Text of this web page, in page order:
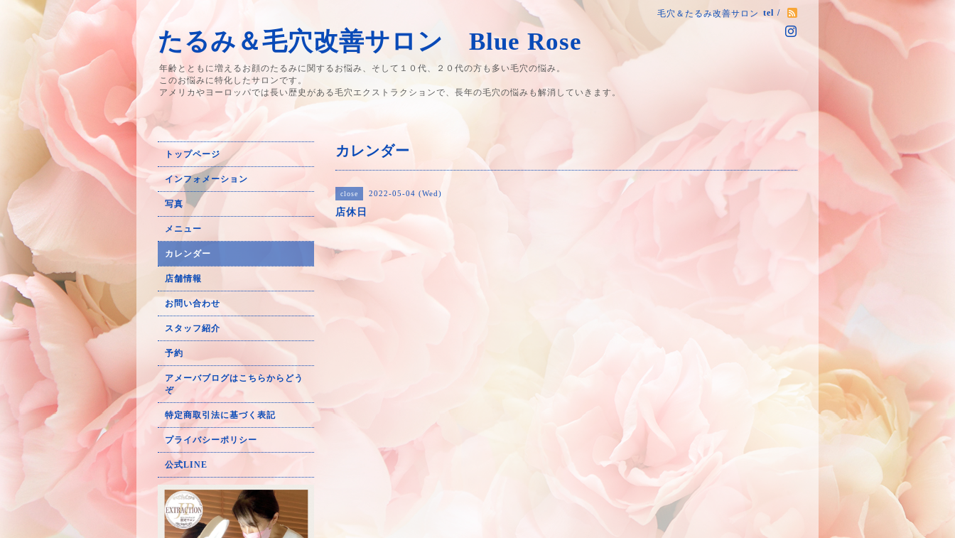
毛穴＆たるみ改善サロン tel /
たるみ＆毛穴改善サロン Blue Rose
年齢とともに増えるお顔のたるみに関するお悩み、そして１０代、２０代の方も多い毛穴の悩み。
このお悩みに特化したサロンです。
アメリカやヨーロッパでは長い歴史がある毛穴エクストラクションで、長年の毛穴の悩みも解消していきます。
カレンダー
close 2022-05-04 (Wed)
店休日
トップページ
インフォメーション
写真
メニュー
カレンダー
店舗情報
お問い合わせ
スタッフ紹介
予約
アメーバブログはこちらからどう
ぞ
特定商取引法に基づく表記
プライバシーポリシー
公式LINE